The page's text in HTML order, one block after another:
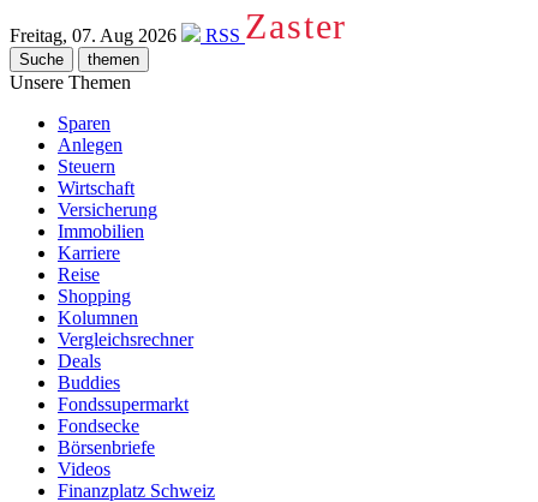
Freitag, 07. Aug 2026 RSS Zaster
Suche themen
Unsere Themen
Sparen
Anlegen
Steuern
Wirtschaft
Versicherung
Immobilien
Karriere
Reise
Shopping
Kolumnen
Vergleichsrechner
Deals
Buddies
Fondssupermarkt
Fondsecke
Börsenbriefe
Videos
Finanzplatz Schweiz